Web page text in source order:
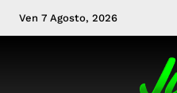
Ven 7 Agosto, 2026